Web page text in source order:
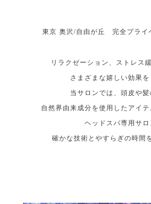
東京 奥沢/自由が丘 完全プライ
リラクゼーション、ストレス
さまざまな嬉しい効果を
当サロンでは、頭皮や髪
自然界由来成分を使用したアイテ
ヘッドスパ専用サロ
確かな技術とやすらぎの時間